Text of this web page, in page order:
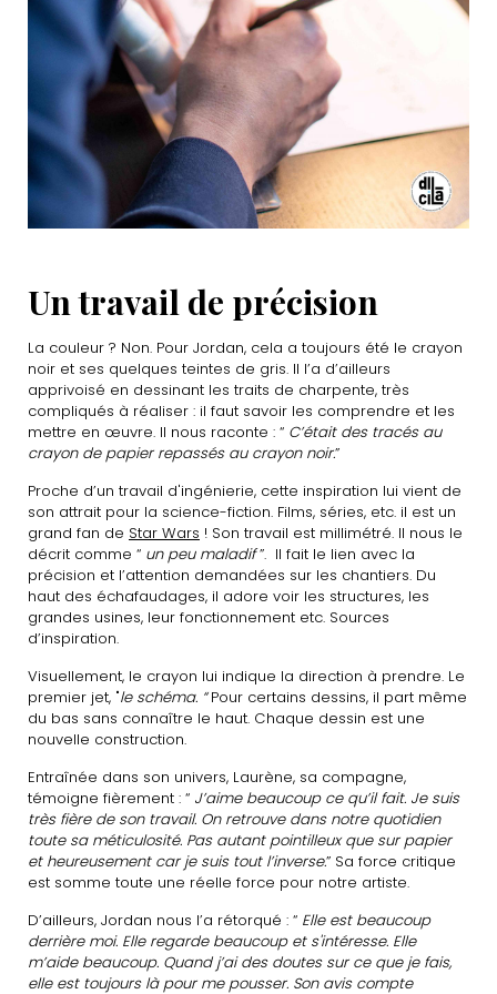
Un travail de précision
La couleur ? Non. Pour Jordan, cela a toujours été le crayon
noir et ses quelques teintes de gris. Il l’a d’ailleurs
apprivoisé en dessinant les traits de charpente, très
compliqués à réaliser : il faut savoir les comprendre et les
mettre en œuvre. Il nous raconte : “ C’était des tracés au
crayon de papier repassés au crayon noir.”
Proche d’un travail d'ingénierie, cette inspiration lui vient de
son attrait pour la science-fiction. Films, séries, etc. il est un
grand fan de Star Wars ! Son travail est millimétré. Il nous le
décrit comme “ un peu maladif”. Il fait le lien avec la
précision et l’attention demandées sur les chantiers. Du
haut des échafaudages, il adore voir les structures, les
grandes usines, leur fonctionnement etc. Sources
d’inspiration.
Visuellement, le crayon lui indique la direction à prendre. Le
premier jet, "le schéma. “Pour certains dessins, il part même
du bas sans connaître le haut. Chaque dessin est une
nouvelle construction.
Entraînée dans son univers, Laurène, sa compagne,
témoigne fièrement : “ J’aime beaucoup ce qu’il fait. Je suis
très fière de son travail. On retrouve dans notre quotidien
toute sa méticulosité. Pas autant pointilleux que sur papier
et heureusement car je suis tout l’inverse.” Sa force critique
est somme toute une réelle force pour notre artiste.
D’ailleurs, Jordan nous l’a rétorqué : “ Elle est beaucoup
derrière moi. Elle regarde beaucoup et s'intéresse. Elle
m’aide beaucoup. Quand j’ai des doutes sur ce que je fais,
elle est toujours là pour me pousser. Son avis compte